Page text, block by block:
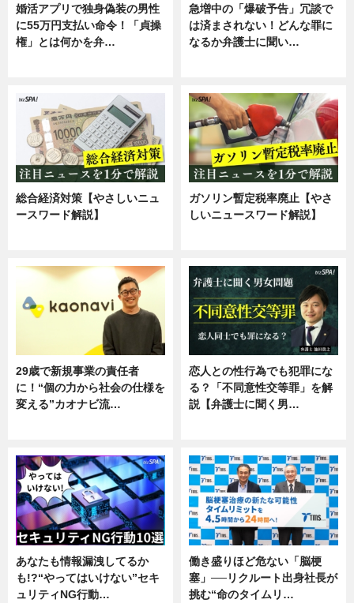
婚活アプリで独身偽装の男性
に55万円支払い命令！「貞操
権」とは何かを弁…
急増中の「爆破予告」冗談で
は済まされない！どんな罪に
なるか弁護士に聞い…
総合経済対策【やさしいニュ
ースワード解説】
ガソリン暫定税率廃止【やさ
しいニュースワード解説】
29歳で新規事業の責任者
に！“個の力から社会の仕様を
変える”カオナビ流…
恋人との性行為でも犯罪にな
る？「不同意性交等罪」を解
説【弁護士に聞く男…
あなたも情報漏洩してるか
も!?“やってはいけない”セキ
ュリティNG行動…
働き盛りほど危ない「脳梗
塞」──リクルート出身社長が
挑む“命のタイムリ…